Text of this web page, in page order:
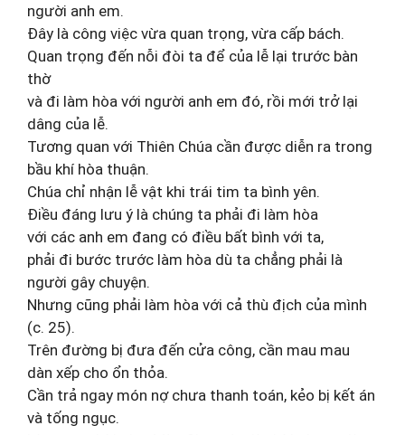
người anh em.
Đây là công việc vừa quan trọng, vừa cấp bách.
Quan trọng đến nỗi đòi ta để của lễ lại trước bàn
thờ
và đi làm hòa với người anh em đó, rồi mới trở lại
dâng của lễ.
Tương quan với Thiên Chúa cần được diễn ra trong
bầu khí hòa thuận.
Chúa chỉ nhận lễ vật khi trái tim ta bình yên.
Điều đáng lưu ý là chúng ta phải đi làm hòa
với các anh em đang có điều bất bình với ta,
phải đi bước trước làm hòa dù ta chẳng phải là
người gây chuyện.
Nhưng cũng phải làm hòa với cả thù địch của mình
(c. 25).
Trên đường bị đưa đến cửa công, cần mau mau
dàn xếp cho ổn thỏa.
Cần trả ngay món nợ chưa thanh toán, kẻo bị kết án
và tống ngục.